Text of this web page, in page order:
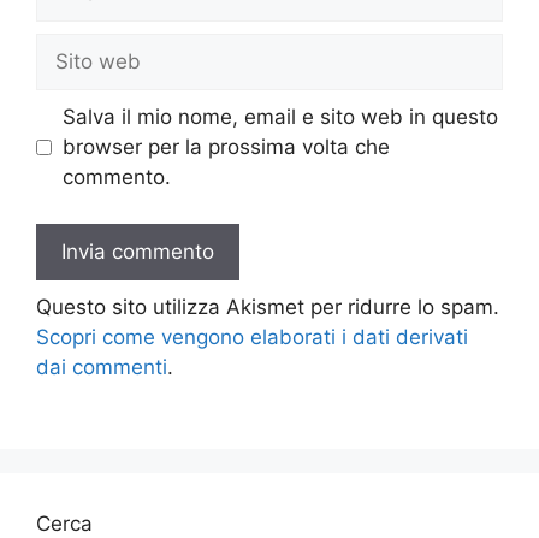
Sito
web
Salva il mio nome, email e sito web in questo
browser per la prossima volta che
commento.
Questo sito utilizza Akismet per ridurre lo spam.
Scopri come vengono elaborati i dati derivati
dai commenti.
Cerca